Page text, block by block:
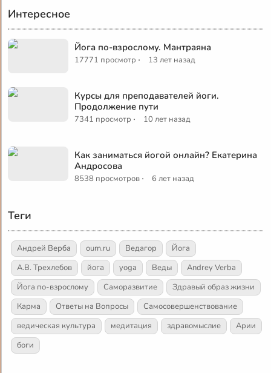
Интересное
Йога по-взрослому. Мантраяна
17771 просмотр · 13 лет назад
Курсы для преподавателей йоги.
Продолжение пути
7341 просмотр · 10 лет назад
Как заниматься йогой онлайн? Екатерина
Андросова
8538 просмотров · 6 лет назад
Теги
Андрей Верба oum.ru Ведагор
Йога
А.В. Трехлебов
йога yoga Веды
Andrey Verba
Йога по-взрослому
Саморазвитие
Здравый образ жизни
Карма
Ответы на Вопросы
Самосовершенствование
ведическая культура
медитация здравомыслие
Арии
боги